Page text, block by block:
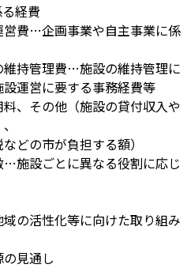
経費
事業や自主事業に係
費…施設の維持管理に
運営に要する事務経費等
の他（施設の貸付収入や
どの市が負担する額）
ごとに異なる役割に応じ
性化等に向けた取り組み
見通し